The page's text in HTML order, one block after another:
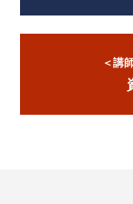
＜講